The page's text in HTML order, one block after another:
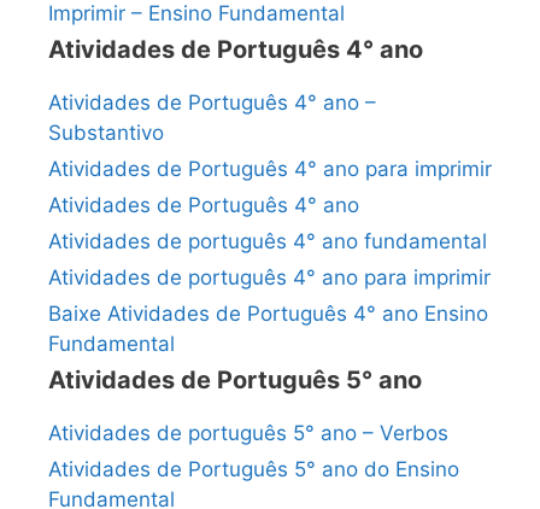
Imprimir – Ensino Fundamental
Atividades de Português 4° ano
Atividades de Português 4° ano –
Substantivo
Atividades de Português 4° ano para imprimir
Atividades de Português 4° ano
Atividades de português 4° ano fundamental
Atividades de português 4° ano para imprimir
Baixe Atividades de Português 4° ano Ensino
Fundamental
Atividades de Português 5° ano
Atividades de português 5° ano – Verbos
Atividades de Português 5° ano do Ensino
Fundamental